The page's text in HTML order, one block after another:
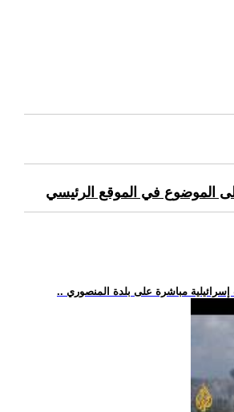
الموضوع في الموقع الرئيسي
إسرائيلية مباشرة على بلدة المنصوري